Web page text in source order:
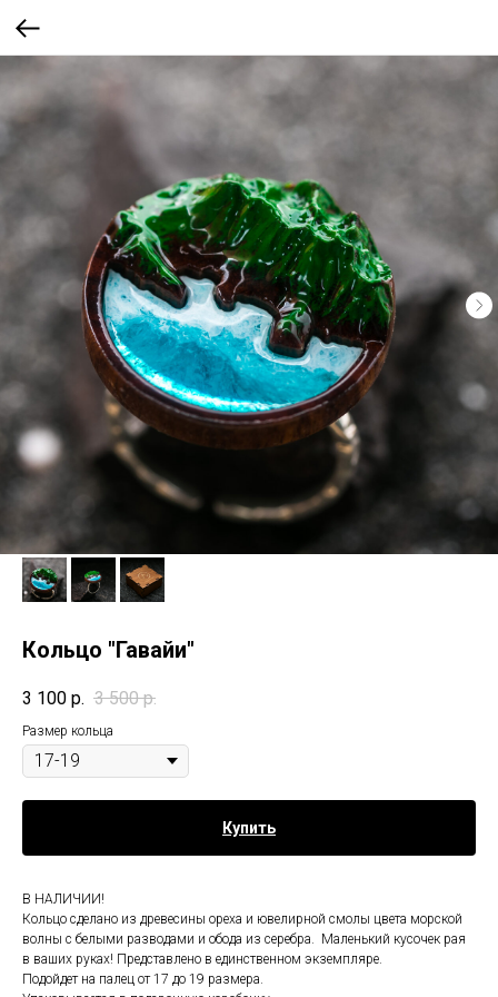
Кольцо "Гавайи"
3 100 р. 3 500 р.
Размер кольца
Купить
В НАЛИЧИИ!
Кольцо сделано из древесины ореха и ювелирной смолы цвета морской
волны с белыми разводами и обода из серебра. Маленький кусочек рая
в ваших руках! Представлено в единственном экземпляре.
Подойдет на палец от 17 до 19 размера.